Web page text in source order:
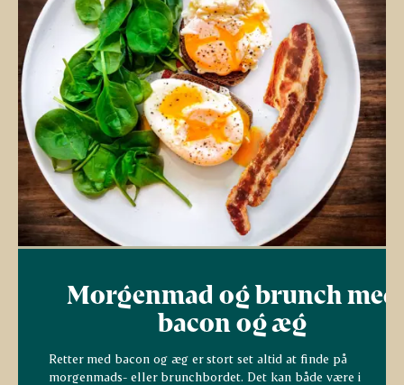
Morgenmad og brunch med
bacon og æg
Retter med bacon og æg er stort set altid at finde på
morgenmads- eller brunchbordet. Det kan både være i